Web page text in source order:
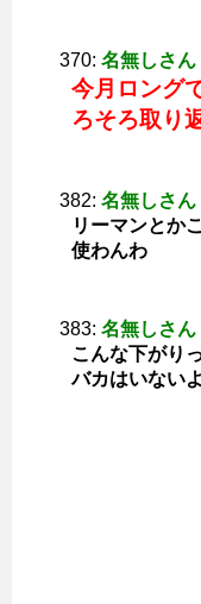
370: 名無しさん
今月ロング
ろそろ取り
382: 名無しさん
リーマンとか
使わんわ
383: 名無しさん
こんな下がり
バカはいない